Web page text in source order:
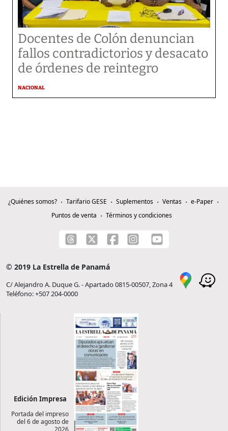
Docentes de Colón denuncian
fallos contradictorios y desacato
de órdenes de reintegro
NACIONAL
¿Quiénes somos? Tarifario GESE Suplementos Ventas
e-Paper
Puntos de venta
Términos y condiciones
© 2019 La Estrella de Panamá
C/ Alejandro A. Duque G. - Apartado 0815-00507, Zona 4
Teléfono: +507 204-0000
Edición Impresa
Portada del impreso
del 6 de agosto de
2026